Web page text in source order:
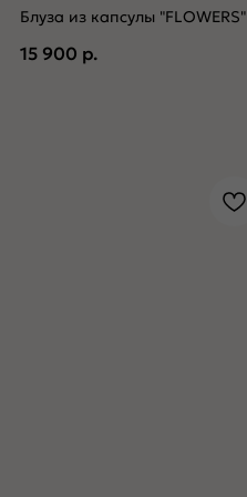
Блуза из капсулы "FLOWERS"
15 900 р.